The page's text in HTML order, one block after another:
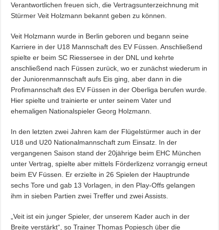
Verantwortlichen freuen sich, die Vertragsunterzeichnung mit
Stürmer Veit Holzmann bekannt geben zu können.
Veit Holzmann wurde in Berlin geboren und begann seine
Karriere in der U18 Mannschaft des EV Füssen. Anschließend
spielte er beim SC Riessersee in der DNL und kehrte
anschließend nach Füssen zurück, wo er zunächst wiederum in
der Juniorenmannschaft aufs Eis ging, aber dann in die
Profimannschaft des EV Füssen in der Oberliga berufen wurde.
Hier spielte und trainierte er unter seinem Vater und
ehemaligen Nationalspieler Georg Holzmann.
In den letzten zwei Jahren kam der Flügelstürmer auch in der
U18 und U20 Nationalmannschaft zum Einsatz. In der
vergangenen Saison stand der 20jährige beim EHC München
unter Vertrag, spielte aber mittels Förderlizenz vorrangig erneut
beim EV Füssen. Er erzielte in 26 Spielen der Hauptrunde
sechs Tore und gab 13 Vorlagen, in den Play-Offs gelangen
ihm in sieben Partien zwei Treffer und zwei Assists.
„Veit ist ein junger Spieler, der unserem Kader auch in der
Breite verstärkt“, so Trainer Thomas Popiesch über die